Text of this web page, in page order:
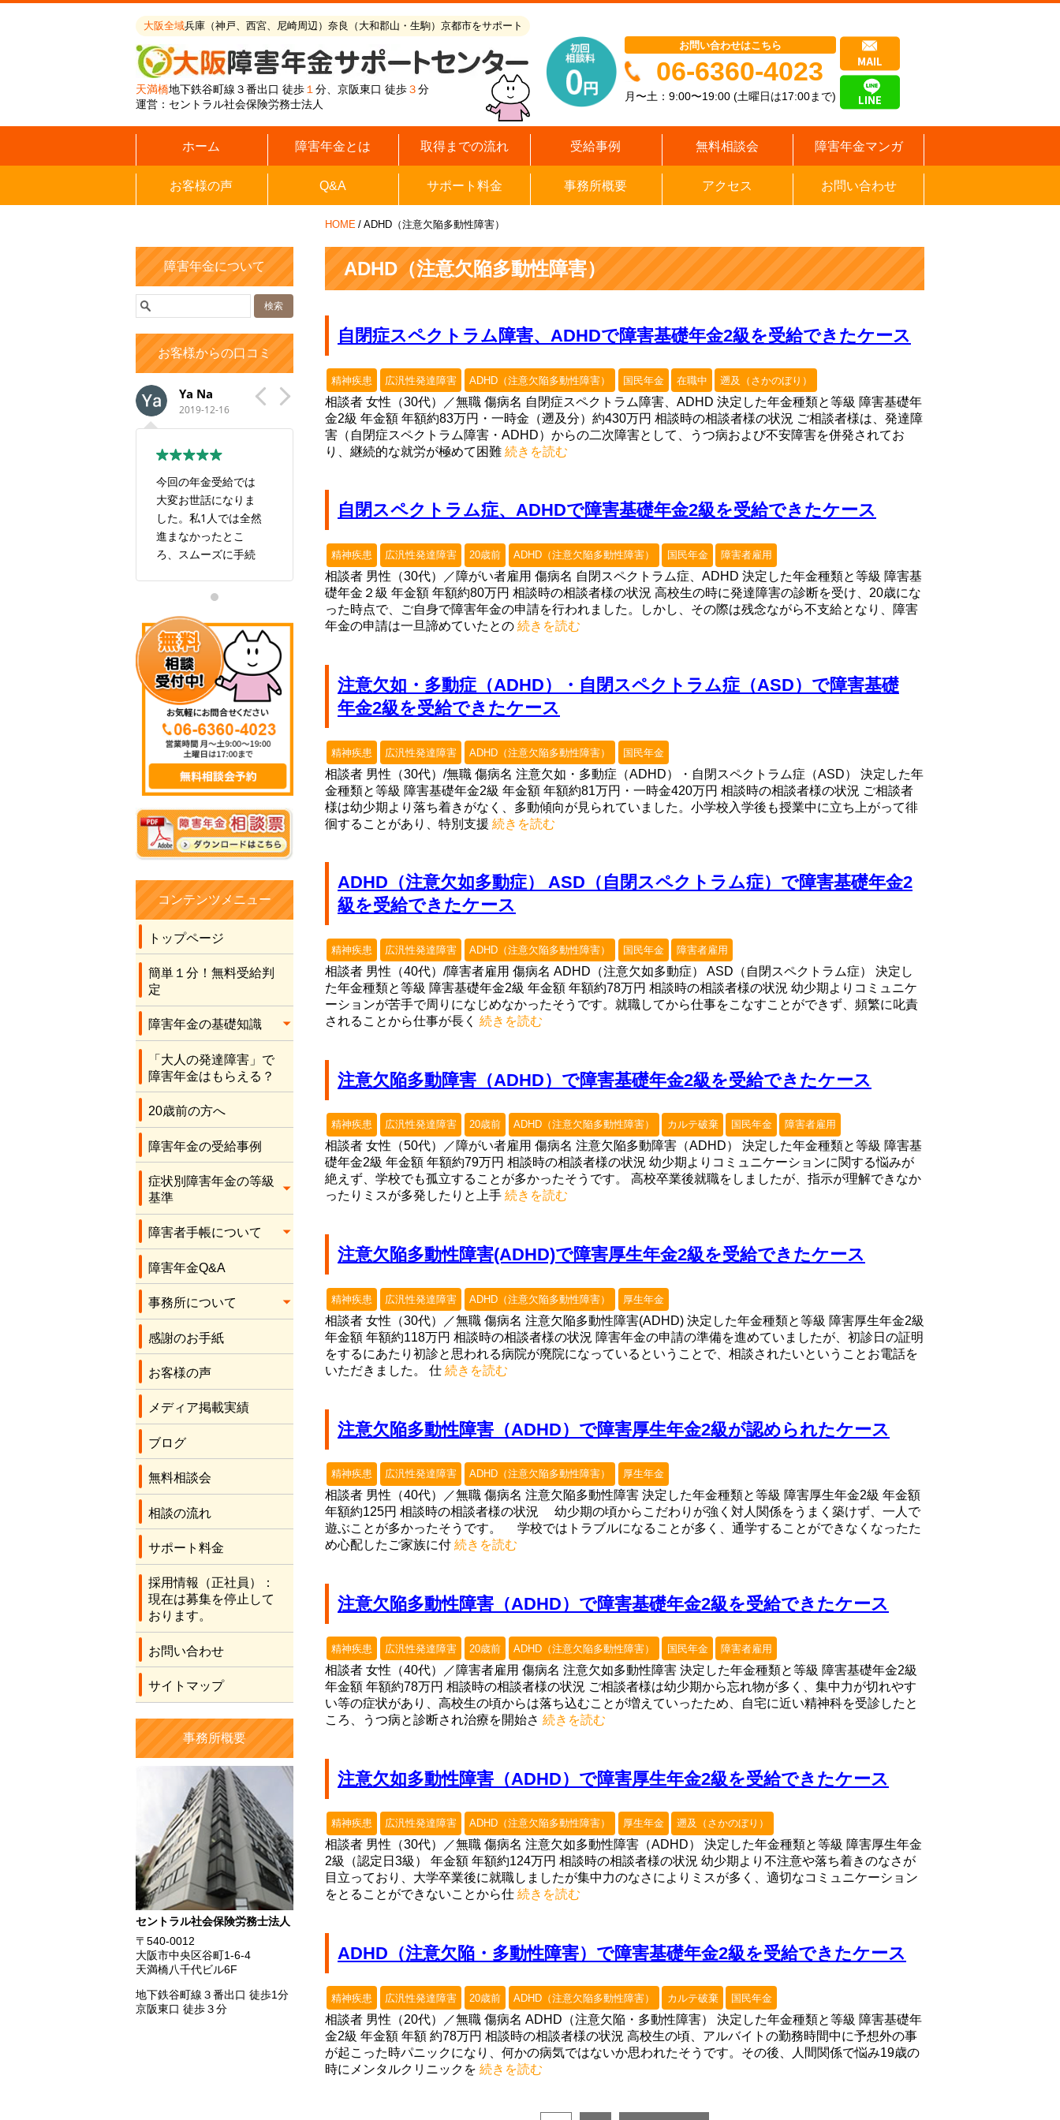
大阪全域兵庫（神戸、西宮、尼崎周辺）奈良（大和郡山・生駒）京都市をサポート
天満橋地下鉄谷町線３番出口 徒歩１分、京阪東口 徒歩３分
運営：セントラル社会保険労務士法人
お問い合わせはこちら
06-6360-4023
月〜土：9:00〜19:00 (土曜日は17:00まで)
ホーム 障害年金とは 取得までの流れ 受給事例 無料相談会 障害年金マンガ
お客様の声 Q&A サポート料金 事務所概要 アクセス お問い合わせ
HOME / ADHD（注意欠陥多動性障害）
障害年金について
お客様からの口コミ
Ya Na
2019-12-16
今回の年金受給では
大変お世話になりま
した。私1人では全然
進まなかったとこ
ろ、スムーズに手続
しております。また
あるかと思いますが
何卒よろしくお願い
致します。本当にあ
りがとうございまし
た。
いちごみるく
2019-12-02
も良い社労士さんで
上山良二
2019-09-02
申請で少し不安でし
たが、障害年金の種
必要なもの等を丁寧
に説明してもらい安
心して、また、個人
的に時間の都合が合
いにくい時も、調整
す。ありがとうござ
いました。
M Mmittsu
2019-07-22
サポートしていただ
き、障害年金の支給
なり、主人ともども
感謝しております。
もっと早く相談して
いればよかったと思
コンテンツメニュー
トップページ
簡単１分！無料受給判
定
障害年金の基礎知識
「大人の発達障害」で
障害年金はもらえる？
20歳前の方へ
障害年金の受給事例
症状別障害年金の等級
基準
障害者手帳について
障害年金Q&A
事務所について
感謝のお手紙
お客様の声
メディア掲載実績
ブログ
無料相談会
相談の流れ
サポート料金
採用情報（正社員）：
現在は募集を停止して
おります。
お問い合わせ
サイトマップ
事務所概要
セントラル社会保険労務士法人
〒540-0012
大阪市中央区谷町1-6-4
天満橋八千代ビル6F
地下鉄谷町線３番出口 徒歩1分
京阪東口 徒歩３分
ADHD（注意欠陥多動性障害）
自閉症スペクトラム障害、ADHDで障害基礎年金2級を受給できたケース
精神疾患 広汎性発達障害 ADHD（注意欠陥多動性障害） 国民年金 在職中 遡及（さかのぼり）
相談者 女性（30代）／無職 傷病名 自閉症スペクトラム障害、ADHD 決定した年金種類と等級 障害基礎年
金2級 年金額 年額約83万円・一時金（遡及分）約430万円 相談時の相談者様の状況 ご相談者様は、発達障
害（自閉症スペクトラム障害・ADHD）からの二次障害として、うつ病および不安障害を併発されてお
り、継続的な就労が極めて困難 続きを読む
自閉スペクトラム症、ADHDで障害基礎年金2級を受給できたケース
精神疾患 広汎性発達障害 20歳前 ADHD（注意欠陥多動性障害） 国民年金 障害者雇用
相談者 男性（30代）／障がい者雇用 傷病名 自閉スペクトラム症、ADHD 決定した年金種類と等級 障害基
礎年金２級 年金額 年額約80万円 相談時の相談者様の状況 高校生の時に発達障害の診断を受け、20歳にな
った時点で、ご自身で障害年金の申請を行われました。しかし、その際は残念ながら不支給となり、障害
年金の申請は一旦諦めていたとの 続きを読む
注意欠如・多動症（ADHD）・自閉スペクトラム症（ASD）で障害基礎
年金2級を受給できたケース
精神疾患 広汎性発達障害 ADHD（注意欠陥多動性障害） 国民年金
相談者 男性（30代）/無職 傷病名 注意欠如・多動症（ADHD）・自閉スペクトラム症（ASD） 決定した年
金種類と等級 障害基礎年金2級 年金額 年額約81万円・一時金420万円 相談時の相談者様の状況 ご相談者
様は幼少期より落ち着きがなく、多動傾向が見られていました。小学校入学後も授業中に立ち上がって徘
徊することがあり、特別支援 続きを読む
ADHD（注意欠如多動症） ASD（自閉スペクトラム症）で障害基礎年金2
級を受給できたケース
精神疾患 広汎性発達障害 ADHD（注意欠陥多動性障害） 国民年金 障害者雇用
相談者 男性（40代）/障害者雇用 傷病名 ADHD（注意欠如多動症） ASD（自閉スペクトラム症） 決定し
た年金種類と等級 障害基礎年金2級 年金額 年額約78万円 相談時の相談者様の状況 幼少期よりコミュニケ
ーションが苦手で周りになじめなかったそうです。就職してから仕事をこなすことができず、頻繁に叱責
されることから仕事が長く 続きを読む
注意欠陥多動障害（ADHD）で障害基礎年金2級を受給できたケース
精神疾患 広汎性発達障害 20歳前 ADHD（注意欠陥多動性障害） カルテ破棄 国民年金 障害者雇用
相談者 女性（50代）／障がい者雇用 傷病名 注意欠陥多動障害（ADHD） 決定した年金種類と等級 障害基
礎年金2級 年金額 年額約79万円 相談時の相談者様の状況 幼少期よりコミュニケーションに関する悩みが
絶えず、学校でも孤立することが多かったそうです。 高校卒業後就職をしましたが、指示が理解できなか
ったりミスが多発したりと上手 続きを読む
注意欠陥多動性障害(ADHD)で障害厚生年金2級を受給できたケース
精神疾患 広汎性発達障害 ADHD（注意欠陥多動性障害） 厚生年金
相談者 女性（30代）／無職 傷病名 注意欠陥多動性障害(ADHD) 決定した年金種類と等級 障害厚生年金2級
年金額 年額約118万円 相談時の相談者様の状況 障害年金の申請の準備を進めていましたが、初診日の証明
をするにあたり初診と思われる病院が廃院になっているということで、相談されたいということお電話を
いただきました。 仕 続きを読む
注意欠陥多動性障害（ADHD）で障害厚生年金2級が認められたケース
精神疾患 広汎性発達障害 ADHD（注意欠陥多動性障害） 厚生年金
相談者 男性（40代）／無職 傷病名 注意欠陥多動性障害 決定した年金種類と等級 障害厚生年金2級 年金額
年額約125円 相談時の相談者様の状況 幼少期の頃からこだわりが強く対人関係をうまく築けず、一人で
遊ぶことが多かったそうです。 学校ではトラブルになることが多く、通学することができなくなったた
め心配したご家族に付 続きを読む
注意欠陥多動性障害（ADHD）で障害基礎年金2級を受給できたケース
精神疾患 広汎性発達障害 20歳前 ADHD（注意欠陥多動性障害） 国民年金 障害者雇用
相談者 女性（40代）／障害者雇用 傷病名 注意欠如多動性障害 決定した年金種類と等級 障害基礎年金2級
年金額 年額約78万円 相談時の相談者様の状況 ご相談者様は幼少期から忘れ物が多く、集中力が切れやす
い等の症状があり、高校生の頃からは落ち込むことが増えていったため、自宅に近い精神科を受診したと
ころ、うつ病と診断され治療を開始さ 続きを読む
注意欠如多動性障害（ADHD）で障害厚生年金2級を受給できたケース
精神疾患 広汎性発達障害 ADHD（注意欠陥多動性障害） 厚生年金 遡及（さかのぼり）
相談者 男性（30代）／無職 傷病名 注意欠如多動性障害（ADHD） 決定した年金種類と等級 障害厚生年金
2級（認定日3級） 年金額 年額約124万円 相談時の相談者様の状況 幼少期より不注意や落ち着きのなさが
目立っており、大学卒業後に就職しましたが集中力のなさによりミスが多く、適切なコミュニケーション
をとることができないことから仕 続きを読む
ADHD（注意欠陥・多動性障害）で障害基礎年金2級を受給できたケース
精神疾患 広汎性発達障害 20歳前 ADHD（注意欠陥多動性障害） カルテ破棄 国民年金
相談者 男性（20代）／無職 傷病名 ADHD（注意欠陥・多動性障害） 決定した年金種類と等級 障害基礎年
金2級 年金額 年額 約78万円 相談時の相談者様の状況 高校生の頃、アルバイトの勤務時間中に予想外の事
が起こった時パニックになり、何かの病気ではないか思われたそうです。その後、人間関係で悩み19歳の
時にメンタルクリニックを 続きを読む